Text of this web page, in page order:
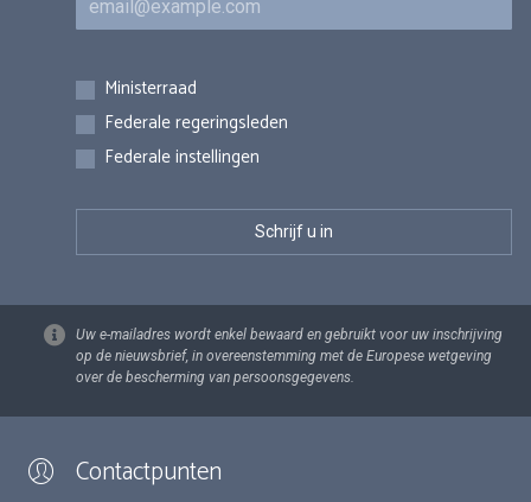
Inschrijvingen
Ministerraad
Federale regeringsleden
Federale instellingen
Uw e-mailadres wordt enkel bewaard en gebruikt voor uw inschrijving
op de nieuwsbrief, in overeenstemming met de Europese wetgeving
over de bescherming van persoonsgegevens.
Contactpunten